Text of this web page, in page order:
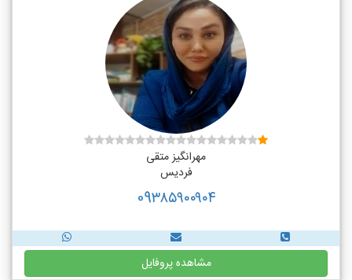
مهرانگیز متقی
فردیس
09۳۸۵۹۰۰۹۰۴
مشاهده پروفایل